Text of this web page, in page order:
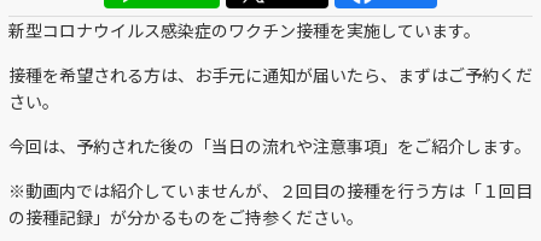
a City
おうちで動画
Others
新型コロナウイルス感染症のワクチン接種を実施しています。
接種を希望される方は、お手元に通知が届いたら、まずはご予約くだ
さい。
今回は、予約された後の「当日の流れや注意事項」をご紹介します。
※動画内では紹介していませんが、２回目の接種を行う方は「１回目
の接種記録」が分かるものをご持参ください。